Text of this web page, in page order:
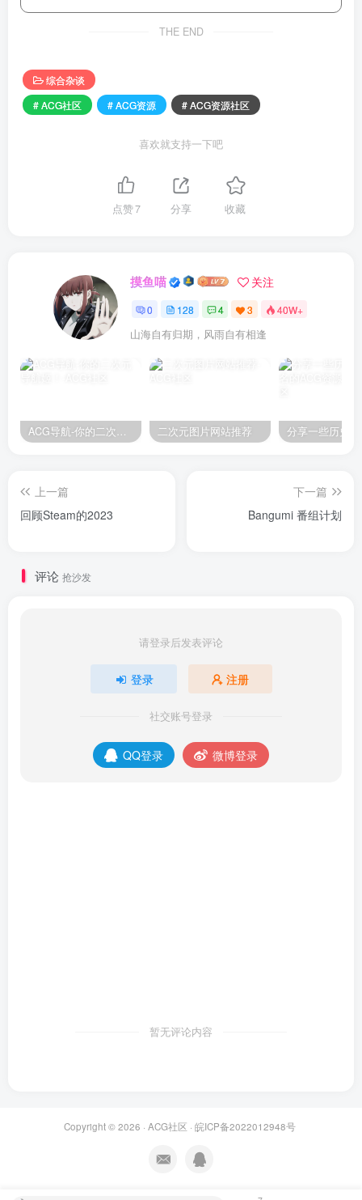
THE END
综合杂谈
# ACG社区
# ACG资源 # ACG资源社区
喜欢就支持一下吧
点赞7 分享 收藏
摸鱼喵 关注
0 128 4 3 40W+
山海自有归期，风雨自有相逢
ACG导航-你的二次元导航姬！ 二次元图片网站推荐
上一篇
回顾Steam的2023
下一篇
Bangumi 番组计划
评论 抢沙发
请登录后发表评论
登录 注册
社交账号登录
QQ登录 微博登录
暂无评论内容
Copyright © 2026 · ACG社区 · 皖ICP备2022012948号